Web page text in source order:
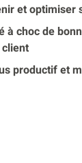
et optimiser
à choc de
productif et